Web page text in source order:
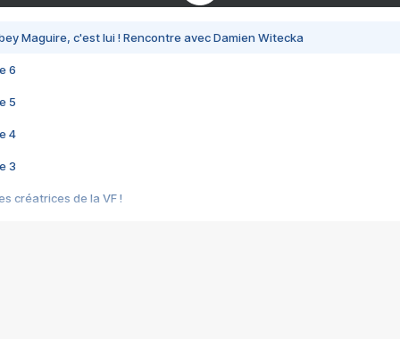
Maguire, c'est lui ! Rencontre avec Damien Witecka
6
5
4
3
créatrices de la VF !